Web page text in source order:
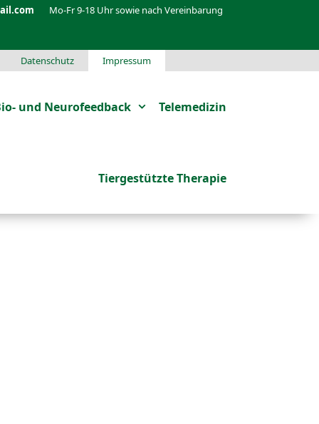
Mo-Fr 9-18 Uhr sowie nach Vereinbarung
Datenschutz Impressum
und Neurofeedback Telemedizin
Tiergestützte Therapie